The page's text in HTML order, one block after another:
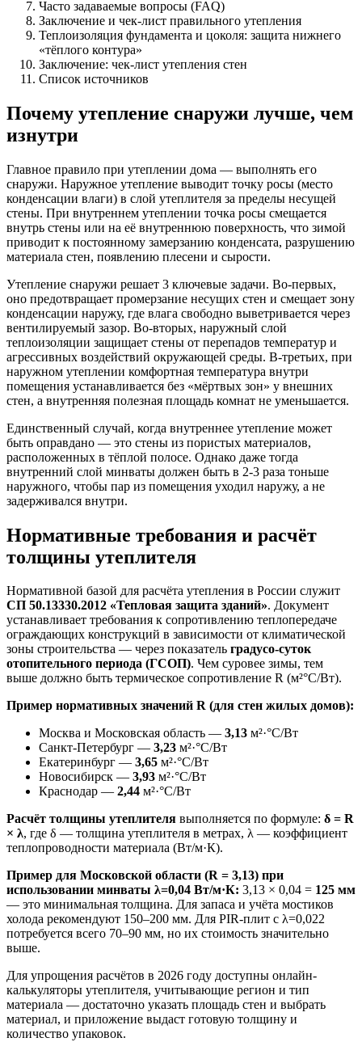
Часто задаваемые вопросы (FAQ)
Заключение и чек-лист правильного утепления
Теплоизоляция фундамента и цоколя: защита нижнего
«тёплого контура»
Заключение: чек-лист утепления стен
Список источников
Почему утепление снаружи лучше, чем
изнутри
Главное правило при утеплении дома — выполнять его
снаружи. Наружное утепление выводит точку росы (место
конденсации влаги) в слой утеплителя за пределы несущей
стены. При внутреннем утеплении точка росы смещается
внутрь стены или на её внутреннюю поверхность, что зимой
приводит к постоянному замерзанию конденсата, разрушению
материала стен, появлению плесени и сырости.
Утепление снаружи решает 3 ключевые задачи. Во-первых,
оно предотвращает промерзание несущих стен и смещает зону
конденсации наружу, где влага свободно выветривается через
вентилируемый зазор. Во-вторых, наружный слой
теплоизоляции защищает стены от перепадов температур и
агрессивных воздействий окружающей среды. В-третьих, при
наружном утеплении комфортная температура внутри
помещения устанавливается без «мёртвых зон» у внешних
стен, а внутренняя полезная площадь комнат не уменьшается.
Единственный случай, когда внутреннее утепление может
быть оправдано — это стены из пористых материалов,
расположенных в тёплой полосе. Однако даже тогда
внутренний слой минваты должен быть в 2-3 раза тоньше
наружного, чтобы пар из помещения уходил наружу, а не
задерживался внутри.
Нормативные требования и расчёт
толщины утеплителя
Нормативной базой для расчёта утепления в России служит
СП 50.13330.2012 «Тепловая защита зданий». Документ
устанавливает требования к сопротивлению теплопередаче
ограждающих конструкций в зависимости от климатической
зоны строительства — через показатель градусо-суток
отопительного периода (ГСОП). Чем суровее зимы, тем
выше должно быть термическое сопротивление R (м²°С/Вт).
Пример нормативных значений R (для стен жилых домов):
Москва и Московская область — 3,13 м²·°С/Вт
Санкт-Петербург — 3,23 м²·°С/Вт
Екатеринбург — 3,65 м²·°С/Вт
Новосибирск — 3,93 м²·°С/Вт
Краснодар — 2,44 м²·°С/Вт
Расчёт толщины утеплителя выполняется по формуле: δ = R
× λ, где δ — толщина утеплителя в метрах, λ — коэффициент
теплопроводности материала (Вт/м·К).
Пример для Московской области (R = 3,13) при
использовании минваты λ=0,04 Вт/м·К: 3,13 × 0,04 = 125 мм
— это минимальная толщина. Для запаса и учёта мостиков
холода рекомендуют 150–200 мм. Для PIR-плит с λ=0,022
потребуется всего 70–90 мм, но их стоимость значительно
выше.
Для упрощения расчётов в 2026 году доступны онлайн-
калькуляторы утеплителя, учитывающие регион и тип
материала — достаточно указать площадь стен и выбрать
материал, и приложение выдаст готовую толщину и
количество упаковок.